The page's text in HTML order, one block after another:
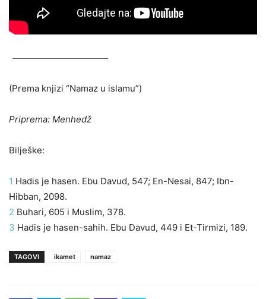
(Prema knjizi “Namaz u islamu”)
Priprema: Menhedž
Bilješke:
1 Hadis je hasen. Ebu Davud, 547; En-Nesai, 847; Ibn-
Hibban, 2098.
2 Buhari, 605 i Muslim, 378.
3 Hadis je hasen-sahih. Ebu Davud, 449 i Et-Tirmizi, 189.
TAGOVI ikamet namaz